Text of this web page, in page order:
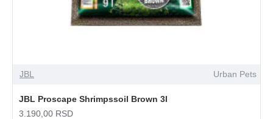
JBL Urban Pets
JBL Proscape Shrimpssoil Brown 3l
3.190,00 RSD